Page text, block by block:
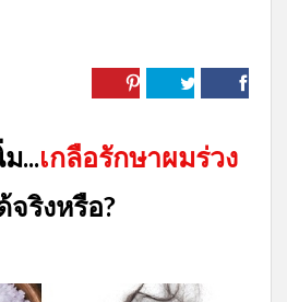
...เกลือรักษาผมร่วง
จริงหรือ?